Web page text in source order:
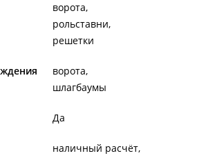
ворота
рольставни
решетки
ворота
шлагбаумы
Да
наличный расчёт